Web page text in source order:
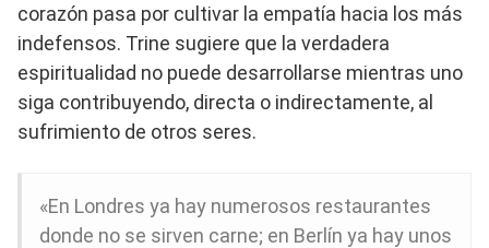
corazón pasa por cultivar la empatía hacia los más
indefensos. Trine sugiere que la verdadera
espiritualidad no puede desarrollarse mientras uno
siga contribuyendo, directa o indirectamente, al
sufrimiento de otros seres.
«En Londres ya hay numerosos restaurantes
donde no se sirven carne; en Berlín ya hay unos